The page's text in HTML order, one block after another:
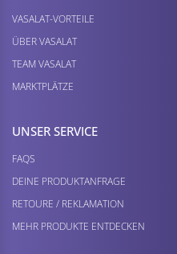
VASALAT-VORTEILE
ÜBER VASALAT
TEAM VASALAT
MARKTPLÄTZE
UNSER SERVICE
FAQS
DEINE PRODUKTANFRAGE
RETOURE / REKLAMATION
MEHR PRODUKTE ENTDECKEN